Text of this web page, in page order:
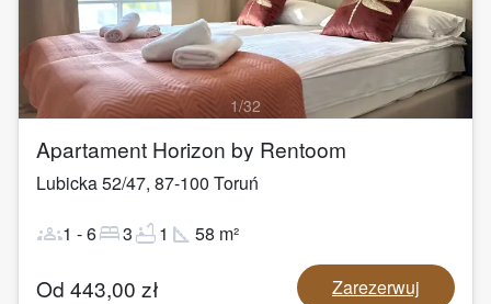
1/32
Apartament Horizon by Rentoom
Lubicka 52/47, 87-100 Toruń
groups1 -6bed3bathtub1 square_foot 58 m²
Od 443,00 zł Zarezerwuj